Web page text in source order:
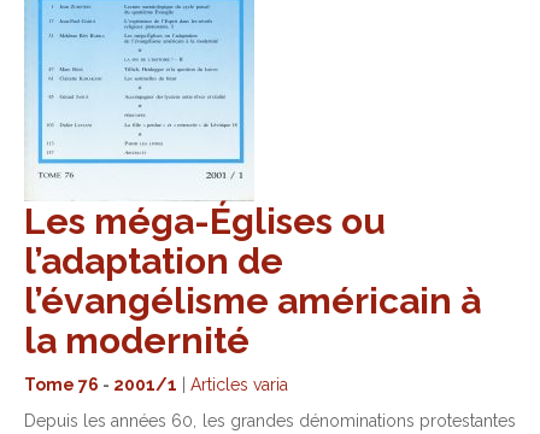
Les méga-Églises ou
l’adaptation de
l’évangélisme américain à
la modernité
Tome 76 - 2001/1
Articles varia
Depuis les années 60, les grandes dénominations protestantes